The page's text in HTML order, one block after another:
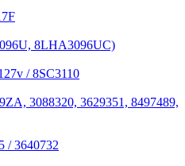
8LHA3096UC)
/ 8SC3110
3088320, 3629351, 8497489,
/ 3640732